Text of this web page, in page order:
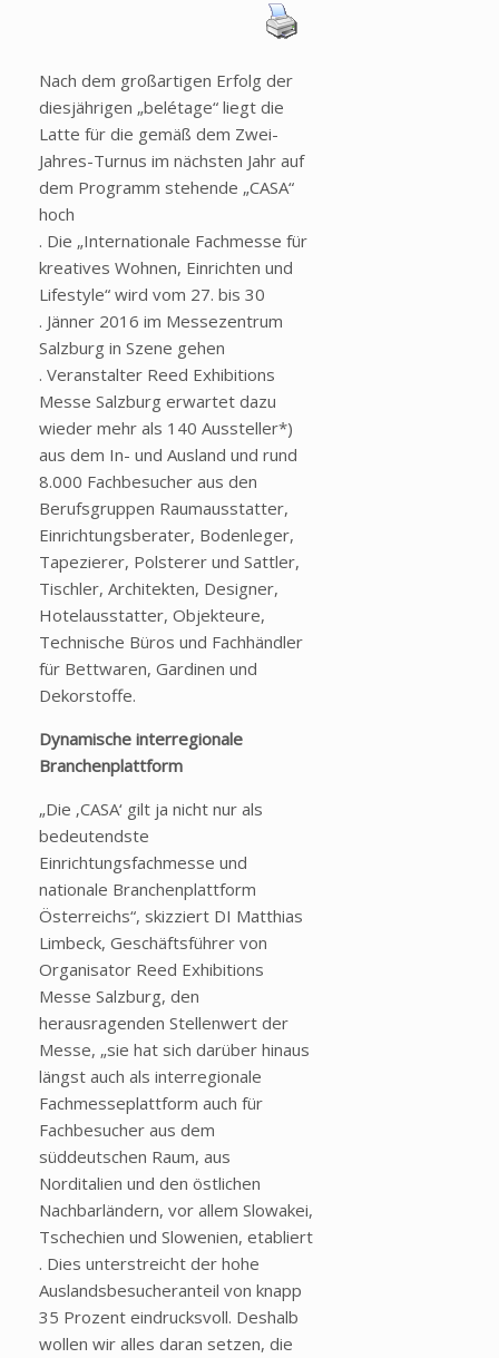
Nach dem großartigen Erfolg der
diesjährigen „belétage“ liegt die
Latte für die gemäß dem Zwei-
Jahres-Turnus im nächsten Jahr auf
dem Programm stehende „CASA“
hoch
. Die „Internationale Fachmesse für
kreatives Wohnen, Einrichten und
Lifestyle“ wird vom 27. bis 30
. Jänner 2016 im Messezentrum
Salzburg in Szene gehen
. Veranstalter Reed Exhibitions
Messe Salzburg erwartet dazu
wieder mehr als 140 Aussteller*)
aus dem In- und Ausland und rund
8.000 Fachbesucher aus den
Berufsgruppen Raumausstatter,
Einrichtungsberater, Bodenleger,
Tapezierer, Polsterer und Sattler,
Tischler, Architekten, Designer,
Hotelausstatter, Objekteure,
Technische Büros und Fachhändler
für Bettwaren, Gardinen und
Dekorstoffe.
Dynamische interregionale
Branchenplattform
„Die ‚CASA‘ gilt ja nicht nur als
bedeutendste
Einrichtungsfachmesse und
nationale Branchenplattform
Österreichs“, skizziert DI Matthias
Limbeck, Geschäftsführer von
Organisator Reed Exhibitions
Messe Salzburg, den
herausragenden Stellenwert der
Messe, „sie hat sich darüber hinaus
längst auch als interregionale
Fachmesseplattform auch für
Fachbesucher aus dem
süddeutschen Raum, aus
Norditalien und den östlichen
Nachbarländern, vor allem Slowakei,
Tschechien und Slowenien, etabliert
. Dies unterstreicht der hohe
Auslandsbesucheranteil von knapp
35 Prozent eindrucksvoll. Deshalb
wollen wir alles daran setzen, die